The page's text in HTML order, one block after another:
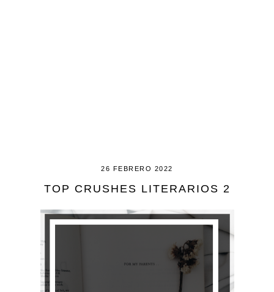
26 FEBRERO 2022
TOP CRUSHES LITERARIOS 2